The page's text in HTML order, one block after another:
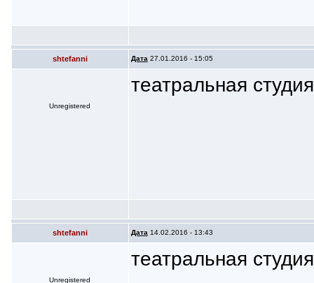
shtefanni Дата 27.01.2016 - 15:05
Unregistered
театральная
shtefanni Дата 14.02.2016 - 13:43
Unregistered
театральная